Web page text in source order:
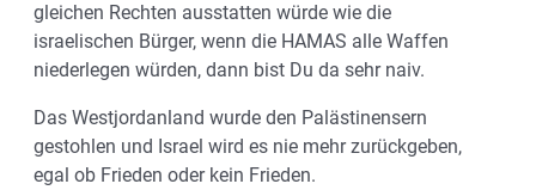
gleichen Rechten ausstatten würde wie die
israelischen Bürger, wenn die HAMAS alle Waffen
niederlegen würden, dann bist Du da sehr naiv.
Das Westjordanland wurde den Palästinensern
gestohlen und Israel wird es nie mehr zurückgeben,
egal ob Frieden oder kein Frieden.